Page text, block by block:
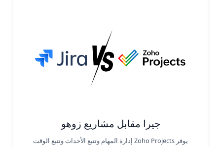
جيرا مقابل مشاريع زوهو
يوفر Zoho Projects إدارة المهام وتتبع الأحداث وتتبع الوقت